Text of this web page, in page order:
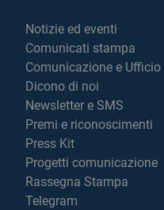
Notizie ed eventi
Comunicati stampa
Comunicazione e
Dicono di noi
Newsletter e SMS
Premi e riconoscimenti
Press Kit
Progetti comunicazione
Rassegna Stampa
Telegram